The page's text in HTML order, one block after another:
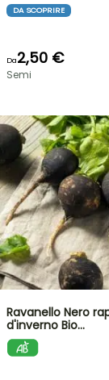
DA SCOPRIRE
Da2,50 €
Semi
Ravanello Nero
d'inverno Bio…